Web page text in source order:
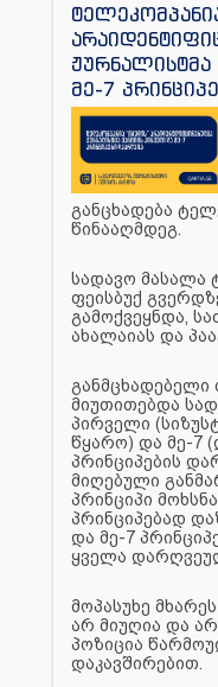
მე-7
განცხადება
წინააღმდეგ.
სადავო მასალა
ფეისბუქ
გამოქვეყნდა,
ახალაიას და
მიუთითებდა
პირველი
წყარო) და მე-7
პრინციპების
მიღებული
პრინციპი
პრინციპებად
და მე-7
ყველა
მოპასუხე
არ მიუღია და
პოზიცია
დაკავშირებით.